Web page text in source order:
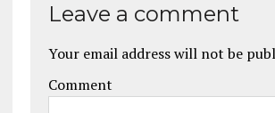
Leave a comment
Your email address will not be
Comment